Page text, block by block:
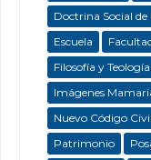
Doctrina Social de
Escuela
Filosofía y Teología
Imágenes
Nuevo Código
Patrimonio